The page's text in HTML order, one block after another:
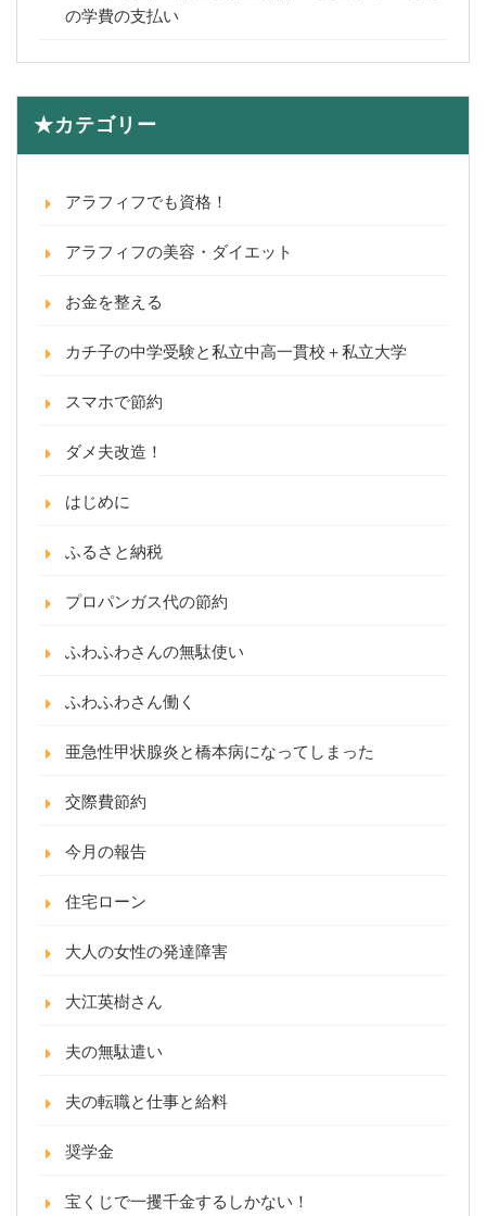
の学費の支払い
★カテゴリー
アラフィフでも資格！
アラフィフの美容・ダイエット
お金を整える
カチ子の中学受験と私立中高一貫校＋私立大学
スマホで節約
ダメ夫改造！
はじめに
ふるさと納税
プロパンガス代の節約
ふわふわさんの無駄使い
ふわふわさん働く
亜急性甲状腺炎と橋本病になってしまった
交際費節約
今月の報告
住宅ローン
大人の女性の発達障害
大江英樹さん
夫の無駄遣い
夫の転職と仕事と給料
奨学金
宝くじで一攫千金するしかない！